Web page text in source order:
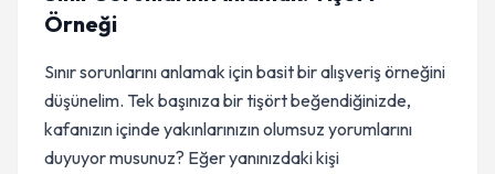
Örneği
Sınır sorunlarını anlamak için basit bir alışveriş örneğini
düşünelim. Tek başınıza bir tişört beğendiğinizde,
kafanızın içinde yakınlarınızın olumsuz yorumlarını
duyuyor musunuz? Eğer yanınızdaki kişi